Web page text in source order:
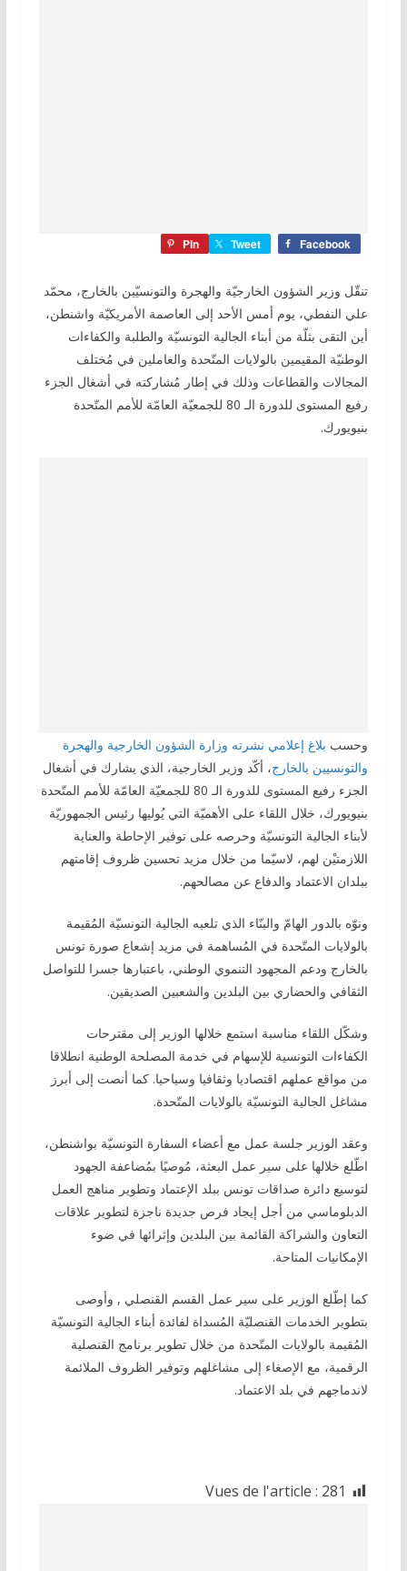
Facebook
Tweet
Pin
تنقّل وزير الشؤون الخارجيّة والهجرة والتونسيّين بالخارج، محمّد
علي النفطي، يوم أمس الأحد إلى العاصمة الأمريكيّة واشنطن،
أين التقى بثلّة من أبناء الجالية التونسيّة والطلبة والكفاءات
الوطنيّة المقيمين بالولايات المتّحدة والعاملين في مُختلف
المجالات والقطاعات وذلك في إطار مُشاركته في أشغال الجزء
رفيع المستوى للدورة الـ 80 للجمعيّة العامّة للأمم المتّحدة
بنيويورك.
وحسب بلاغ إعلامي نشرته وزارة الشؤون الخارجية والهجرة
والتونسيين بالخارج، أكّد وزير الخارجية، الذي يشارك في أشغال
الجزء رفيع المستوى للدورة الـ 80 للجمعيّة العامّة للأمم المتّحدة
بنيويورك، خلال اللقاء على الأهميّة التي يُوليها رئيس الجمهوريّة
لأبناء الجالية التونسيّة وحرصه على توفير الإحاطة والعناية
اللازمتيْن لهم، لاسيّما من خلال مزيد تحسين ظروف إقامتهم
ببلدان الاعتماد والدفاع عن مصالحهم.
ونوّه بالدور الهامّ والبنّاء الذي تلعبه الجالية التونسيّة المُقيمة
بالولايات المتّحدة في المُساهمة في مزيد إشعاع صورة تونس
بالخارج ودعم المجهود التنموي الوطني، باعتبارها جسرا للتواصل
الثقافي والحضاري بين البلدين والشعبين الصديقين.
وشكّل اللقاء مناسبة استمع خلالها الوزير إلى مقترحات
الكفاءات التونسية للإسهام في خدمة المصلحة الوطنية انطلاقا
من مواقع عملهم اقتصاديا وثقافيا وسياحيا. كما أنصت إلى أبرز
مشاغل الجالية التونسيّة بالولايات المتّحدة.
وعقد الوزير جلسة عمل مع أعضاء السفارة التونسيّة بواشنطن،
اطّلع خلالها على سير عمل البعثة، مُوصيًا بمُضاعفة الجهود
لتوسيع دائرة صداقات تونس ببلد الإعتماد وتطوير مناهج العمل
الدبلوماسي من أجل إيجاد فرص جديدة ناجزة لتطوير علاقات
التعاون والشراكة القائمة بين البلدين وإثرائها في ضوء
الإمكانيات المتاحة.
كما إطّلع الوزير على سير عمل القسم القنصلي , وأوصى
بتطوير الخدمات القنصليّة المُسداة لفائدة أبناء الجالية التونسيّة
المُقيمة بالولايات المتّحدة من خلال تطوير برنامج القنصلية
الرقمية، مع الإصغاء إلى مشاغلهم وتوفير الظروف الملائمة
لاندماجهم في بلد الاعتماد.
Vues de l'article : 281